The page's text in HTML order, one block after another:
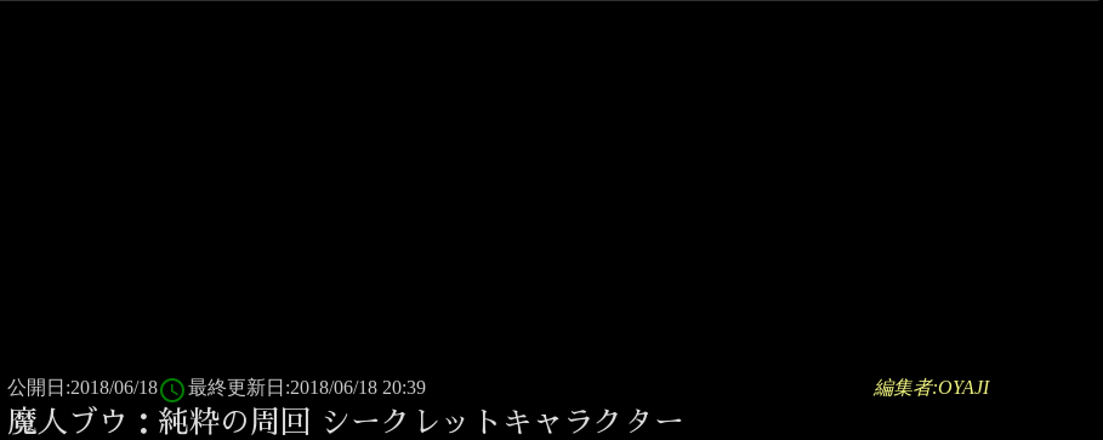
公開日:2018/06/18access_time 最終更新日:2018/06/18 20:39
魔人ブウ：純粋の周回 シークレットキャラクター
編集者:OYAJI